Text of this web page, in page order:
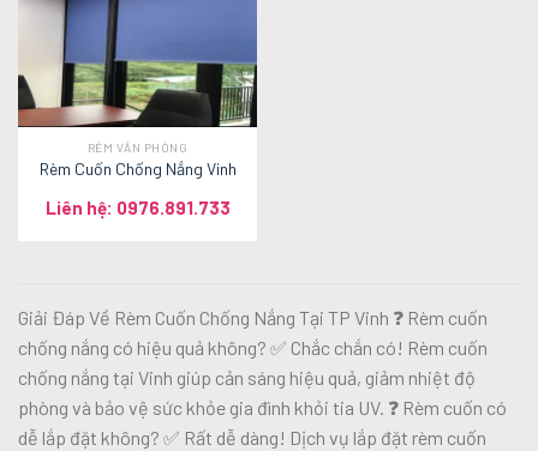
RÈM VĂN PHÒNG
Rèm Cuốn Chống Nắng Vinh
Liên hệ: 0976.891.733
Giải Đáp Về Rèm Cuốn Chống Nắng Tại TP Vinh ❓ Rèm cuốn
chống nắng có hiệu quả không? ✅ Chắc chắn có! Rèm cuốn
chống nắng tại Vinh giúp cản sáng hiệu quả, giảm nhiệt độ
phòng và bảo vệ sức khỏe gia đình khỏi tia UV. ❓ Rèm cuốn có
dễ lắp đặt không? ✅ Rất dễ dàng! Dịch vụ lắp đặt rèm cuốn